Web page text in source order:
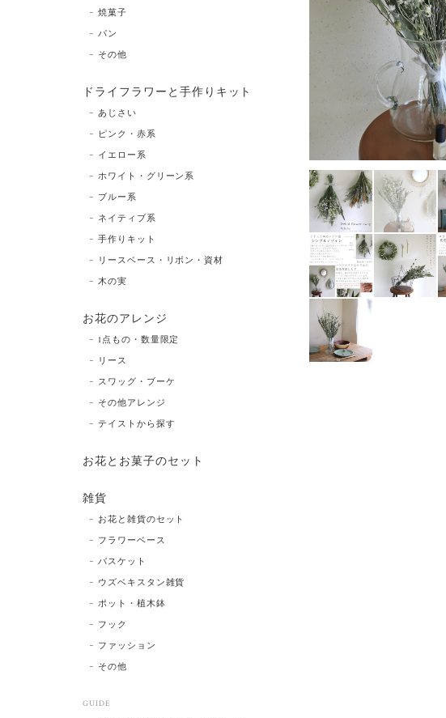
焼菓子
パン
その他
ドライフラワーと手作りキット
あじさい
ピンク・赤系
イエロー系
ホワイト・グリーン系
ブルー系
ネイティブ系
手作りキット
リースベース・リボン・資材
木の実
お花のアレンジ
1点もの・数量限定
リース
スワッグ・ブーケ
その他アレンジ
テイストから探す
お花とお菓子のセット
雑貨
お花と雑貨のセット
フラワーベース
バスケット
ウズベキスタン雑貨
ポット・植木鉢
フック
ファッション
その他
GUIDE